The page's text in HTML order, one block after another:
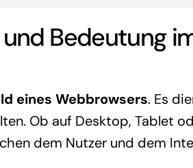
Bedeutung
eines Webbrowsers. Es
Ob auf Desktop, Tablet
dem Nutzer und dem